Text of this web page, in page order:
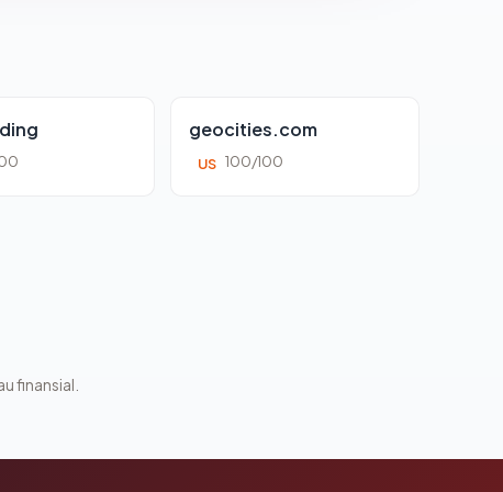
geocities.com
US 100/100
finansial.